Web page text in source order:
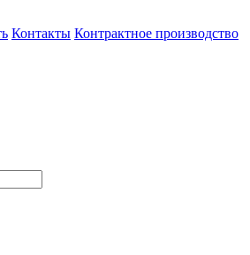
Контакты Контрактное производство